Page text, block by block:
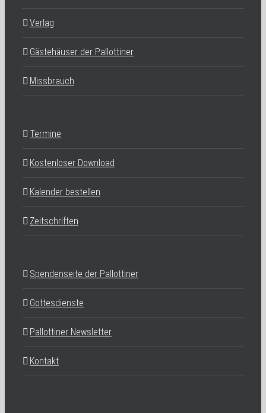
Verlag
Gästehäuser der Pallottiner
Missbrauch
Termine
Kostenloser Download
Kalender bestellen
Zeitschriften
Spendenseite der Pallottiner
Gottesdienste
Pallottiner Newsletter
Kontakt